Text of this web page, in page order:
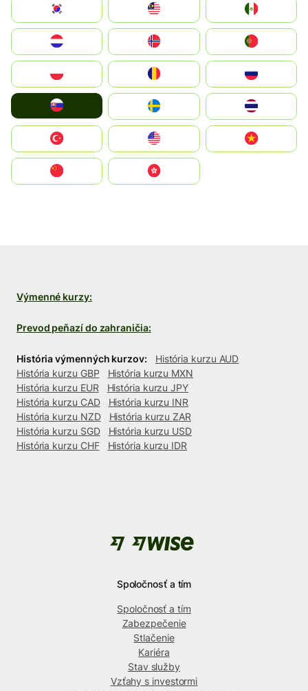
South Korea
United States
中國香港特別行政區
Výmenné kurzy:
Prevod peňazí do zahraničia:
História výmenných kurzov:
História kurzu AUD
História kurzu GBP
História kurzu MXN
História kurzu EUR
História kurzu JPY
História kurzu CAD
História kurzu INR
História kurzu NZD
História kurzu ZAR
História kurzu SGD
História kurzu USD
História kurzu CHF
História kurzu IDR
Spoločnosť a tím
Spoločnosť a tím
Zabezpečenie
Stlačenie
Kariéra
Stav služby
Vzťahy s investormi